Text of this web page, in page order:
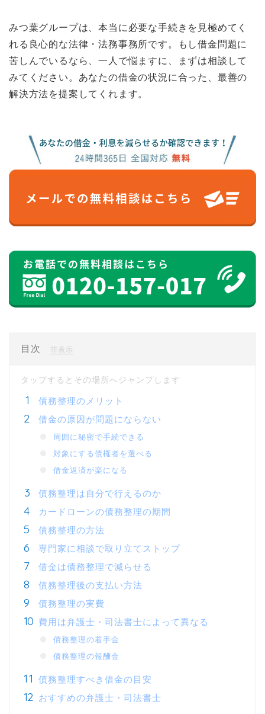
みつ葉グループは、本当に必要な手続きを見極めてく
れる良心的な法律・法務事務所です。もし借金問題に
苦しんでいるなら、一人で悩ますに、まずは相談して
みてください。あなたの借金の状況に合った、最善の
解決方法を提案してくれます。
目次 非表示
債務整理のメリット
借金の原因が問題にならない
周囲に秘密で手続できる
対象にする債権者を選べる
借金返済が楽になる
債務整理は自分で行えるのか
カードローンの債務整理の期間
債務整理の方法
専門家に相談で取り立てストップ
借金は債務整理で減らせる
債務整理後の支払い方法
債務整理の実費
費用は弁護士・司法書士によって異なる
債務整理の着手金
債務整理の報酬金
債務整理すべき借金の目安
おすすめの弁護士・司法書士